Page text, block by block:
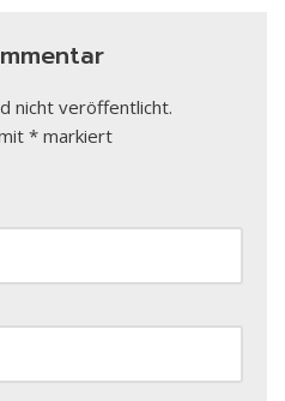
nicht veröffentlicht.
* markiert